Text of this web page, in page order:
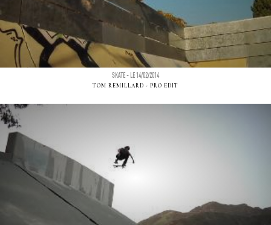
SKATE - LE 14/02/2014
TOM REMILLARD - PRO EDIT